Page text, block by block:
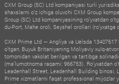
CXM Group (SC) Ltd kompaniyasi turli
shaxslarni o‘z ichiga oluvchi CXM Group
Group (SC) Ltd kompaniyasining ro‘yxatdan
du-Port, Mahe oroli, Seyshel orollari (ro‘yxatga
CXM Prime Ltd — Angliya va Uelsda
o‘tgan, Buyuk Britaniyaning Moliyaviy xulq-
tomonidan vakolat berilgan va tartibga
(ma’lumotnoma raqami: 966753). Ro‘yxatdan
Leadenhall Street, Leadenhall Building binosi,
Prime xizmatlarni faqat professional mijozlar